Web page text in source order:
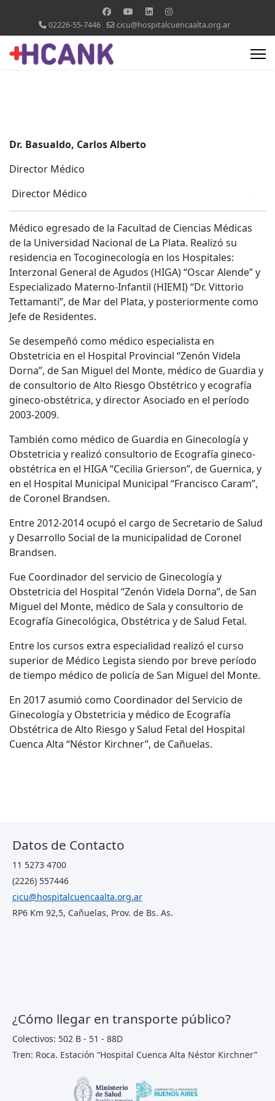
02226-55-7446 cicu@hospitalcuencaalta.org.ar
Dr. Basualdo, Carlos Alberto
Director Médico
Director Médico
.
Médico egresado de la Facultad de Ciencias Médicas
de la Universidad Nacional de La Plata. Realizó su
residencia en Tocoginecología en los Hospitales:
Interzonal General de Agudos (HIGA) “Oscar Alende” y
Especializado Materno-Infantil (HIEMI) “Dr. Vittorio
Tettamanti”, de Mar del Plata, y posteriormente como
Jefe de Residentes.
Se desempeñó como médico especialista en
Obstetricia en el Hospital Provincial “Zenón Videla
Dorna”, de San Miguel del Monte, médico de Guardia y
de consultorio de Alto Riesgo Obstétrico y ecografía
gineco-obstétrica, y director Asociado en el período
2003-2009.
También como médico de Guardia en Ginecología y
Obstetricia y realizó consultorio de Ecografía gineco-
obstétrica en el HIGA “Cecilia Grierson”, de Guernica, y
en el Hospital Municipal Municipal “Francisco Caram”,
de Coronel Brandsen.
Entre 2012-2014 ocupó el cargo de Secretario de Salud
y Desarrollo Social de la municipalidad de Coronel
Brandsen.
Fue Coordinador del servicio de Ginecología y
Obstetricia del Hospital “Zenón Videla Dorna”, de San
Miguel del Monte, médico de Sala y consultorio de
Ecografía Ginecológica, Obstétrica y de Salud Fetal.
Entre los cursos extra especialidad realizó el curso
superior de Médico Legista siendo por breve período
de tiempo médico de policía de San Miguel del Monte.
En 2017 asumió como Coordinador del Servicio de
Ginecología y Obstetricia y médico de Ecografía
Obstétrica de Alto Riesgo y Salud Fetal del Hospital
Cuenca Alta “Néstor Kirchner”, de Cañuelas.
Datos de Contacto
11 5273 4700
(2226) 557446
cicu@hospitalcuencaalta.org.ar
RP6 Km 92,5, Cañuelas, Prov. de Bs. As.
¿Cómo llegar en transporte público?
Colectivos: 502 B - 51 - 88D
Tren: Roca. Estación “Hospital Cuenca Alta Néstor Kirchner”